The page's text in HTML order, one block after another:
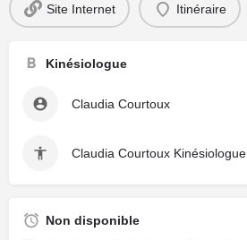
Site Internet Itinéraire
Kinésiologue
Claudia Courtoux
Claudia Courtoux Kinésiologue
Non disponible